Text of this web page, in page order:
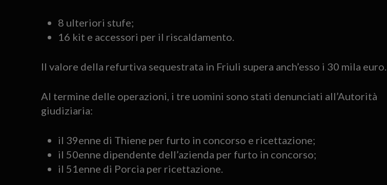
8 ulteriori stufe;
16 kit e accessori per il riscaldamento.
Il valore della refurtiva sequestrata in Friuli supera anch’esso i 30 mila euro.
Al termine delle operazioni, i tre uomini sono stati denunciati all’Autorità
giudiziaria:
il 39enne di Thiene per furto in concorso e ricettazione;
il 50enne dipendente dell’azienda per furto in concorso;
il 51enne di Porcia per ricettazione.